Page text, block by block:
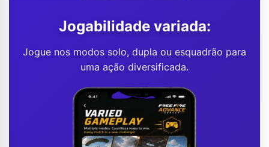
Jogabilidade variada:
Jogue nos modos solo, dupla ou esquadrão para
uma ação diversificada.